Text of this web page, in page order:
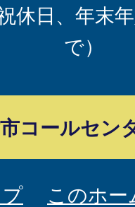
休日、年末
で）
コールセン
このホ